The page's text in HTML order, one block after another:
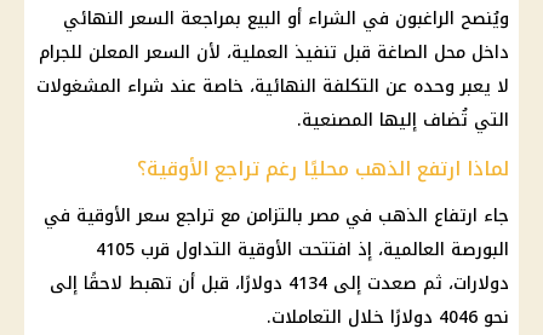
ويُنصح الراغبون في الشراء أو البيع بمراجعة السعر النهائي
داخل محل الصاغة قبل تنفيذ العملية، لأن السعر المعلن للجرام
لا يعبر وحده عن التكلفة النهائية، خاصة عند شراء المشغولات
التي تُضاف إليها المصنعية.
لماذا ارتفع الذهب محليًا رغم تراجع الأوقية؟
جاء ارتفاع الذهب في مصربالتزامن مع تراجع سعر الأوقية في
البورصة العالمية، إذ افتتحت الأوقية التداول قرب 4105
دولارات، ثم صعدت إلى 4134 دولارًا، قبل أن تهبط لاحقًا إلى
نحو 4046 دولارًا خلال التعاملات.